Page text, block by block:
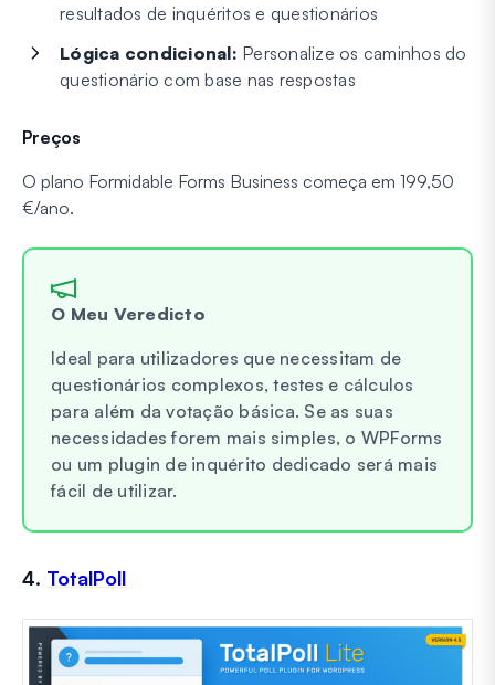
resultados de inquéritos e questionários
Lógica condicional: Personalize os caminhos do
questionário com base nas respostas
Preços
O plano Formidable Forms Business começa em 199,50
€/ano.
O Meu Veredicto
Ideal para utilizadores que necessitam de
questionários complexos, testes e cálculos
para além da votação básica. Se as suas
necessidades forem mais simples, o WPForms
ou um plugin de inquérito dedicado será mais
fácil de utilizar.
4. TotalPoll